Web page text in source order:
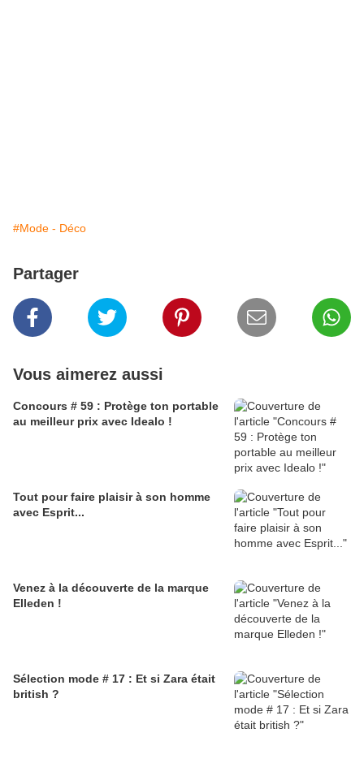
#Mode - Déco
Partager
Vous aimerez aussi
Concours # 59 : Protège ton portable
au meilleur prix avec Idealo !
Tout pour faire plaisir à son homme
avec Esprit...
Venez à la découverte de la marque
Elleden !
Sélection mode # 17 : Et si Zara était
british ?